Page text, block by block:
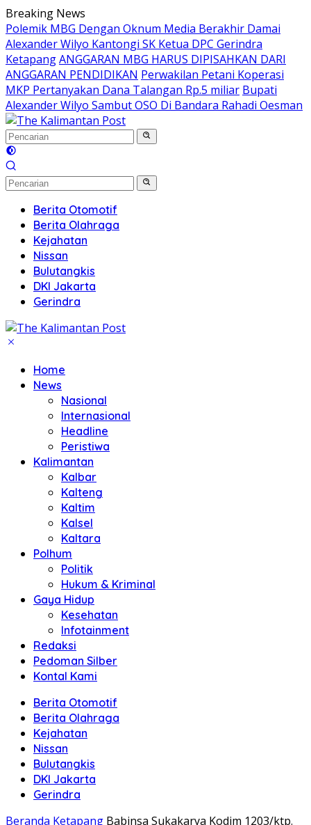
Langsung
ke
konten
Breaking News
Polemik MBG Dengan Oknum Media Berakhir Damai
Alexander Wilyo Kantongi SK Ketua DPC Gerindra
KetapangANGGARAN MBG HARUS DIPISAHKAN DARI
ANGGARAN PENDIDIKAN Perwakilan Petani Koperasi
MKP Pertanyakan Dana Talangan Rp.5 miliar Bupati
Alexander Wilyo Sambut OSO Di Bandara Rahadi Oesman
Berita Otomotif
Berita Olahraga
Kejahatan
Nissan
Bulutangkis
DKI Jakarta
Gerindra
Home
News
Nasional
Internasional
Headline
Peristiwa
Kalimantan
Kalbar
Kalteng
Kaltim
Kalsel
Kaltara
Polhum
Politik
Hukum & Kriminal
Gaya Hidup
Kesehatan
Infotainment
Redaksi
Pedoman Silber
Kontal Kami
Berita Otomotif
Berita Olahraga
Kejahatan
Nissan
Bulutangkis
DKI Jakarta
Gerindra
Beranda Ketapang Babinsa Sukakarya Kodim 1203/ktp.